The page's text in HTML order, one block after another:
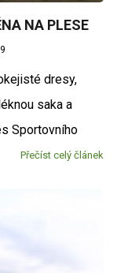
NA PLESE
dresy,
saka a
Sportovního
Přečíst celý článek